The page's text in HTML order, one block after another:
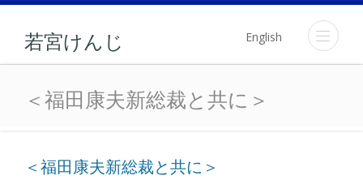
若宮けんじ English
＜福田康夫新総裁と共に＞
＜福田康夫新総裁と共に＞
＜福田康夫新総裁と共に＞